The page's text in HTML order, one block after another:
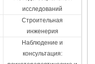
исследований
Строительная
инженерия
Наблюдение и
консультация: